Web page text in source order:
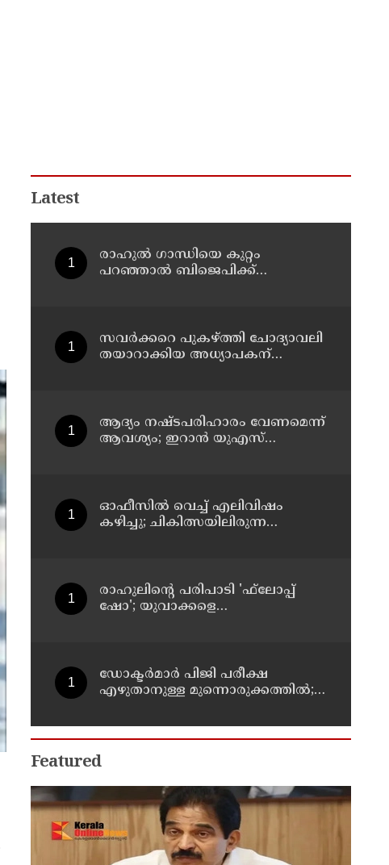
Latest
രാഹുല്‍ ഗാന്ധിയെ കുറ്റം
പറഞ്ഞാല്‍ ബിജെപിക്ക്
സവര്‍ക്കറെ പുകഴ്ത്തി ചോദ്യാവലി
തയാറാക്കിയ അധ്യാപകന്
ആദ്യം നഷ്ടപരിഹാരം വേണമെന്ന്
ആവശ്യം; ഇറാന്‍ യുഎസ്
ഓഫീസില്‍ വെച്ച് എലിവിഷം
കഴിച്ചു; ചികിത്സയിലിരുന്ന
രാഹുലിന്റെ പരിപാടി 'ഫ്‌ലോപ്പ്
ഷോ'; യുവാക്കളെ
ഡോക്ടര്‍മാര്‍ പിജി പരീക്ഷ
എഴുതാനുള്ള മുന്നൊരുക്കത്തില്‍;
കുടുംബാരോഗ്യ കേന്ദ്രം
അടച്ചുപൂട്ടി
Featured